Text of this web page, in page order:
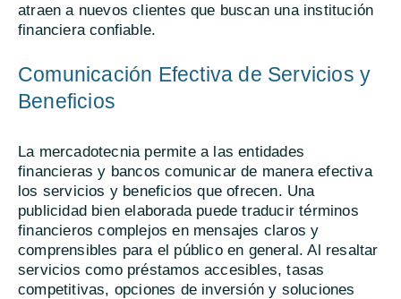
atraen a nuevos clientes que buscan una institución
financiera confiable.
Comunicación Efectiva de Servicios y
Beneficios
La mercadotecnia permite a las entidades
financieras y bancos comunicar de manera efectiva
los servicios y beneficios que ofrecen. Una
publicidad bien elaborada puede traducir términos
financieros complejos en mensajes claros y
comprensibles para el público en general. Al resaltar
servicios como préstamos accesibles, tasas
competitivas, opciones de inversión y soluciones